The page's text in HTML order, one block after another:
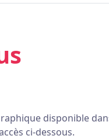
disponible
ci-dessous.